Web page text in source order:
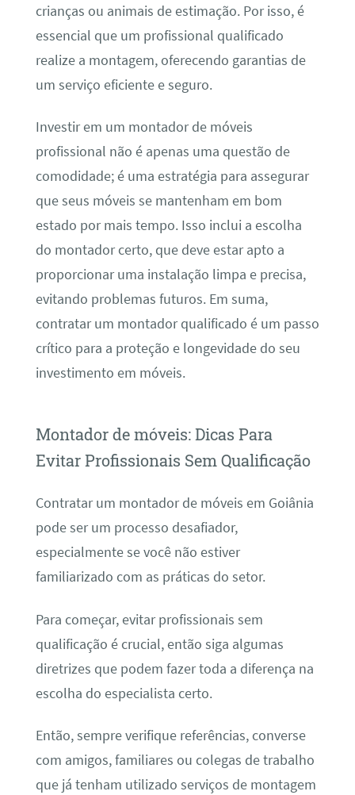
crianças ou animais de estimação. Por isso, é
essencial que um profissional qualificado
realize a montagem, oferecendo garantias de
um serviço eficiente e seguro.
Investir em um montador de móveis
profissional não é apenas uma questão de
comodidade; é uma estratégia para assegurar
que seus móveis se mantenham em bom
estado por mais tempo. Isso inclui a escolha
do montador certo, que deve estar apto a
proporcionar uma instalação limpa e precisa,
evitando problemas futuros. Em suma,
contratar um montador qualificado é um passo
crítico para a proteção e longevidade do seu
investimento em móveis.
Montador de móveis: Dicas Para
Evitar Profissionais Sem Qualificação
Contratar um montador de móveis em Goiânia
pode ser um processo desafiador,
especialmente se você não estiver
familiarizado com as práticas do setor.
Para começar, evitar profissionais sem
qualificação é crucial, então siga algumas
diretrizes que podem fazer toda a diferença na
escolha do especialista certo.
Então, sempre verifique referências, converse
com amigos, familiares ou colegas de trabalho
que já tenham utilizado serviços de montagem